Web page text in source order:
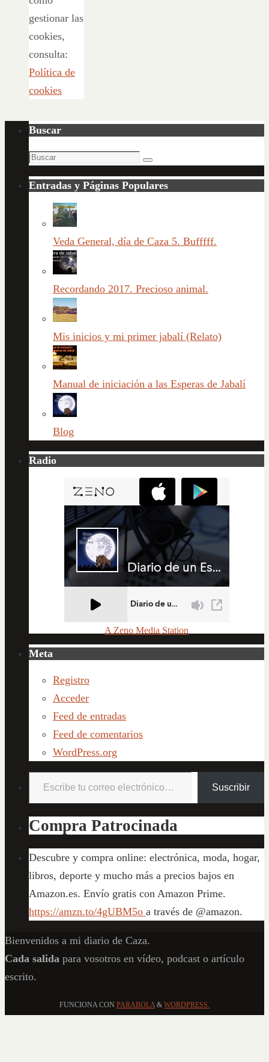
gestionar las
cookies,
consulta:
Política de
cookies
Buscar
Buscar:
Buscar
Entradas y Páginas Populares
Veda General, día de Caza 5. Bufffff.
Recordando 2017. Precioso animal.
Mis inicios y mi primer jabalí (Relato)
Manual de iniciación a las Esperas de Jabalí
Blog
Radio
A Zeno Media Station
Meta
Registro
Acceder
Feed de entradas
Feed de comentarios
WordPress.org
Escribe tu correo electrónico…
Suscribir
Compra Patrocinada
Descubre y compra online: electrónica, moda, hogar,
libros, deporte y mucho más a precios bajos en
Amazon.es. Envío gratis con Amazon Prime.
https://amzn.to/4gUBM5o a través de @amazon.
Bienvenidos a mi diario de Caza.
Cada salida para vosotros en vídeo, podcast o artículo
escrito.
FUNCIONA CON PARABOLA& WORDPRESS.